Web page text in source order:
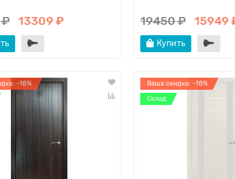
₽ 13309 ₽ 19450 ₽ 15949
Купить
-18%
Ваша скидка: -18%
Склад